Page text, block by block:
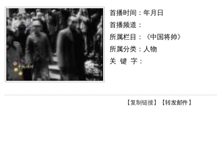
首播时间：年月日
首播频道：
所属栏目：
《中国将帅》
所属分类：人物
关 键 字：
【复制链接】【转发邮件 】